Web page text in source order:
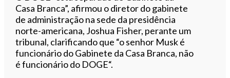
Casa Branca”, afirmou o diretor do gabinete
de administração na sede da presidência
norte-americana, Joshua Fisher, perante um
tribunal, clarificando que “o senhor Musk é
funcionário do Gabinete da Casa Branca, não
é funcionário do DOGE“.